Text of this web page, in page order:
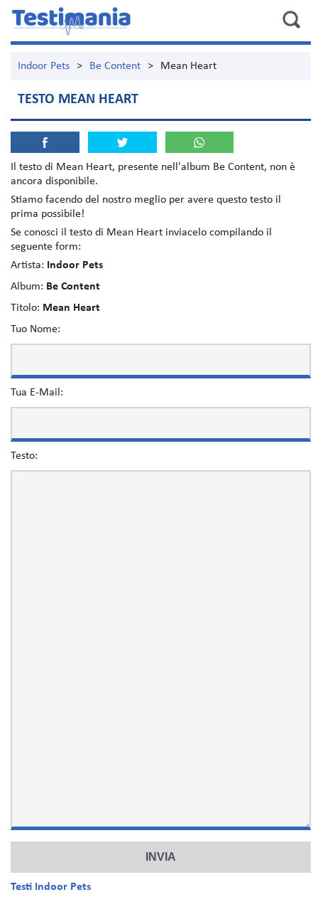
Indoor Pets > Be Content > Mean Heart
TESTO MEAN HEART
Il testo di Mean Heart, presente nell'album Be Content, non è
ancora disponibile.
Stiamo facendo del nostro meglio per avere questo testo il
prima possibile!
Se conosci il testo di Mean Heart inviacelo compilando il
seguente form:
Artista:
Indoor Pets
Album: Be Content
Titolo: Mean Heart
Tuo Nome:
Tua E-Mail:
Testo:
Testi Indoor Pets